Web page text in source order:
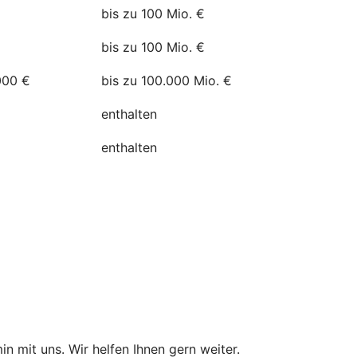
bis zu 100 Mio. €
bis zu 100 Mio. €
€ bis zu 100.000 Mio. €
enthalten
enthalten
mit uns. Wir helfen Ihnen gern weiter.